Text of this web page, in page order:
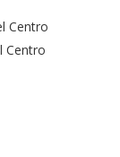
Centro
Centro